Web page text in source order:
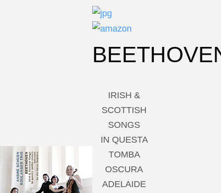
IRISH &
SCOTTISH
SONGS
IN QUESTA
TOMBA
OSCURA
ADELAIDE